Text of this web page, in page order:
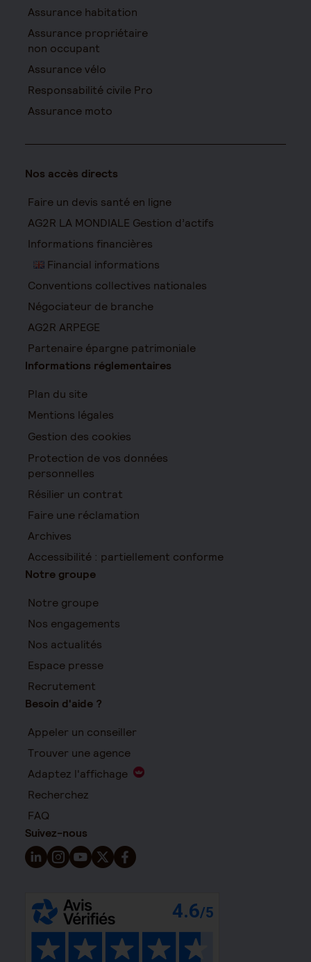
Assurance habitation
Assurance propriétaire
non occupant
Assurance vélo
Responsabilité civile Pro
Assurance moto
Nos accès directs
Faire un devis santé en ligne
AG2R LA MONDIALE Gestion d’actifs
Informations financières
Financial informations
Conventions collectives nationales
Négociateur de branche
AG2R ARPEGE
Partenaire épargne patrimoniale
Informations réglementaires
Plan du site
Mentions légales
Gestion des cookies
Protection de vos données
personnelles
Résilier un contrat
Faire une réclamation
Archives
Accessibilité : partiellement conforme
Notre groupe
Notre groupe
Nos engagements
Nos actualités
Espace presse
Recrutement
Besoin d'aide ?
Appeler un conseiller
Trouver une agence
Adaptez l'affichage
Recherchez
FAQ
Suivez-nous
Suivez-nous sur LinkedIn - Nouvelle fenêtre
Suivez-nous sur Instagram - Nouvelle fenêtre
Suivez-nous sur YouTube - Nouvelle fenêtre
Suivez-nous sur X - Nouvelle fenêtre
Suivez-nous sur Facebook - Nouvelle